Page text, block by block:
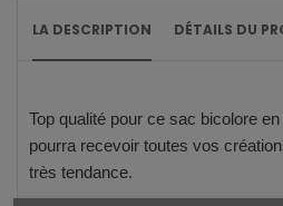
LA DESCRIPTION DÉTAILS DU
Top qualité pour ce sac bicolore
pourra recevoir toutes vos
très tendance.